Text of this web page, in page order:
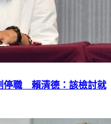
停職 賴清德：該檢討就